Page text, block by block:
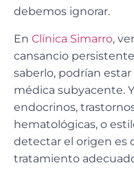
debemos ignorar.
En Clínica Simarro,
cansancio
saberlo, podrían
médica subyacente.
endocrinos,
hematológicas, o
detectar el origen es
tratamiento